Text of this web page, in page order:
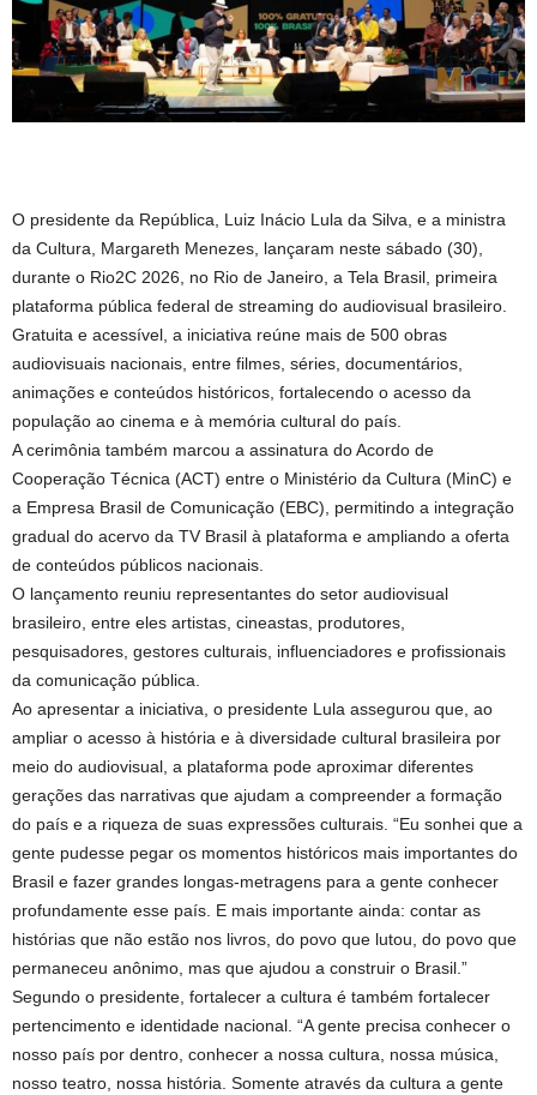
O presidente da República, Luiz Inácio Lula da Silva, e a ministra
da Cultura, Margareth Menezes, lançaram neste sábado (30),
durante o Rio2C 2026, no Rio de Janeiro, a Tela Brasil, primeira
plataforma pública federal de streaming do audiovisual brasileiro.
Gratuita e acessível, a iniciativa reúne mais de 500 obras
audiovisuais nacionais, entre filmes, séries, documentários,
animações e conteúdos históricos, fortalecendo o acesso da
população ao cinema e à memória cultural do país.
A cerimônia também marcou a assinatura do Acordo de
Cooperação Técnica (ACT) entre o Ministério da Cultura (MinC) e
a Empresa Brasil de Comunicação (EBC), permitindo a integração
gradual do acervo da TV Brasil à plataforma e ampliando a oferta
de conteúdos públicos nacionais.
O lançamento reuniu representantes do setor audiovisual
brasileiro, entre eles artistas, cineastas, produtores,
pesquisadores, gestores culturais, influenciadores e profissionais
da comunicação pública.
Ao apresentar a iniciativa, o presidente Lula assegurou que, ao
ampliar o acesso à história e à diversidade cultural brasileira por
meio do audiovisual, a plataforma pode aproximar diferentes
gerações das narrativas que ajudam a compreender a formação
do país e a riqueza de suas expressões culturais. “Eu sonhei que a
gente pudesse pegar os momentos históricos mais importantes do
Brasil e fazer grandes longas-metragens para a gente conhecer
profundamente esse país. E mais importante ainda: contar as
histórias que não estão nos livros, do povo que lutou, do povo que
permaneceu anônimo, mas que ajudou a construir o Brasil.”
Segundo o presidente, fortalecer a cultura é também fortalecer
pertencimento e identidade nacional. “A gente precisa conhecer o
nosso país por dentro, conhecer a nossa cultura, nossa música,
nosso teatro, nossa história. Somente através da cultura a gente